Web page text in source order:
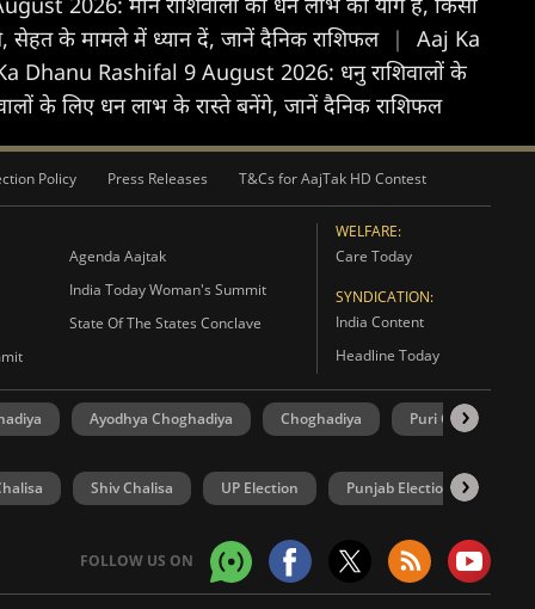
के मामले में ध्यान दें, जानें दैनिक राशिफल |
Aaj Ka
Dhanu Rashifal 9 August 2026: धनु राशिवालों के
के लिए धन लाभ के रास्ते बनेंगे, जानें दैनिक राशिफल
Policy Press Releases T&Cs for AajTak HD Contest
Agenda Aajtak
India Today Woman's Summit
State Of The States Conclave
WELFARE:
Care Today
SYNDICATION:
India Content
Headline Today
Ayodhya Choghadiya Choghadiya Puri Choghadiya
Shiv Chalisa UP Election Punjab Election
FOLLOW US ON